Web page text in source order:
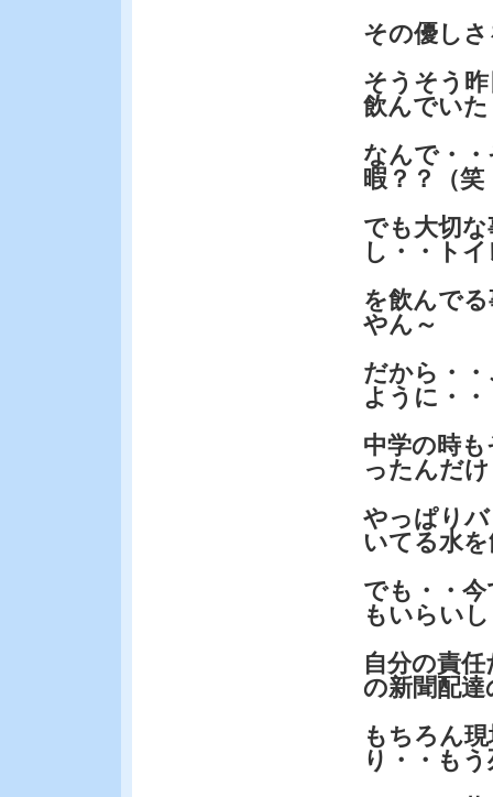
その優し
そうそう
飲んでいた
なんで・
暇？？（笑
でも大切
し・・ト
を飲んで
やん～
だから・
ように・・
中学の時
ったんだ
やっぱり
いてる水
でも・・
もいらい
自分の責
の新聞配
もちろん
り・・も